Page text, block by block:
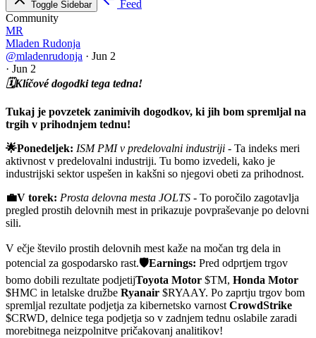
Toggle Sidebar
Feed
Community
MR
Mladen Rudonja
@mladenrudonja · Jun 2
· Jun 2
🗓️Klíčové dogodki tega tedna!
Tukaj je povzetek zanimivih dogodkov, ki jih bom spremljal na
trgih v prihodnjem tednu!
🌟Ponedeljek: ISM PMI v predelovalni industriji - Ta indeks meri
aktivnost v predelovalni industriji. Tu bomo izvedeli, kako je
industrijski sektor uspešen in kakšni so njegovi obeti za prihodnost.
💼V torek: Prosta delovna mesta JOLTS - To poročilo zagotavlja
pregled prostih delovnih mest in prikazuje povpraševanje po delovni
sili.
V ečje število prostih delovnih mest kaže na močan trg dela in
potencial za gospodarsko rast.🛡️Earnings: Pred odprtjem trgov
bomo dobili rezultate podjetijToyota Motor $TM, Honda Motor
$HMC in letalske družbe Ryanair $RYAAY. Po zaprtju trgov bom
spremljal rezultate podjetja za kibernetsko varnost CrowdStrike
$CRWD, delnice tega podjetja so v zadnjem tednu oslabile zaradi
morebitnega neizpolnitve pričakovanj analitikov!